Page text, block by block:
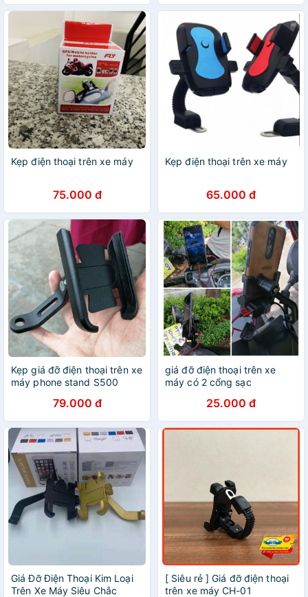
Kẹp điện thoại trên xe máy
75.000 đ
Kẹp điện thoại trên xe máy
65.000 đ
Kẹp giá đỡ điện thoại trên xe
máy phone stand S500
79.000 đ
giá đỡ điện thoại trên xe
máy có 2 cổng sạc
25.000 đ
Giá Đỡ Điện Thoại Kim Loại
Trên Xe Máy Siêu Chắc
[ Siêu rẻ ] Giá đỡ điện thoại
trên xe máy CH-01